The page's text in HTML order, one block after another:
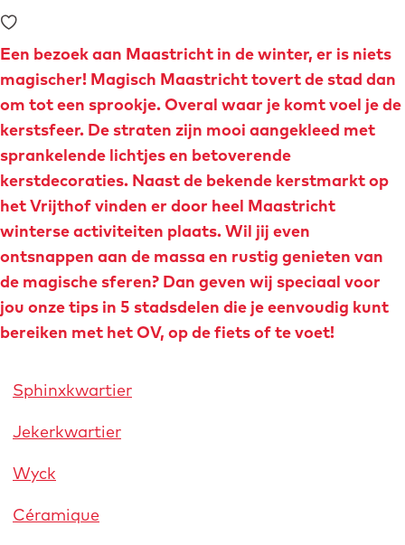
o
e
p
a
g
e
Voeg toe als favoriet
Een bezoek aan Maastricht in de winter, er is niets
magischer! Magisch Maastricht tovert de stad dan
om tot een sprookje. Overal waar je komt voel je de
kerstsfeer. De straten zijn mooi aangekleed met
sprankelende lichtjes en betoverende
kerstdecoraties. Naast de bekende kerstmarkt op
het Vrijthof vinden er door heel Maastricht
winterse activiteiten plaats. Wil jij even
ontsnappen aan de massa en rustig genieten van
de magische sferen? Dan geven wij speciaal voor
jou onze tips in 5 stadsdelen die je eenvoudig kunt
bereiken met het OV, op de fiets of te voet!
Sphinxkwartier
Jekerkwartier
Wyck
Céramique